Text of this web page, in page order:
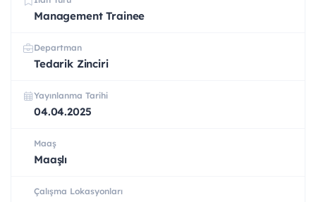
Management Trainee
Departman
Tedarik Zinciri
Yayınlanma Tarihi
04.04.2025
Maaş
Maaşlı
Çalışma Lokasyonları